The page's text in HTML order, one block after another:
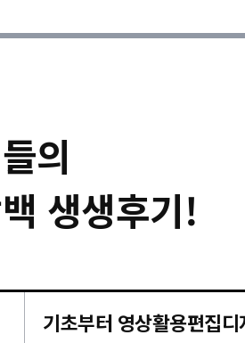
의
생생후기!